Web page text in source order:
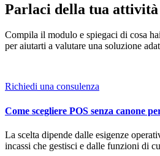
Parlaci della tua attività
Compila il modulo e spiegaci di cosa
per aiutarti a valutare una soluzione
Richiedi una consulenza
Come scegliere POS senza canone
La scelta dipende dalle esigenze
incassi che gestisci e dalle funzioni di